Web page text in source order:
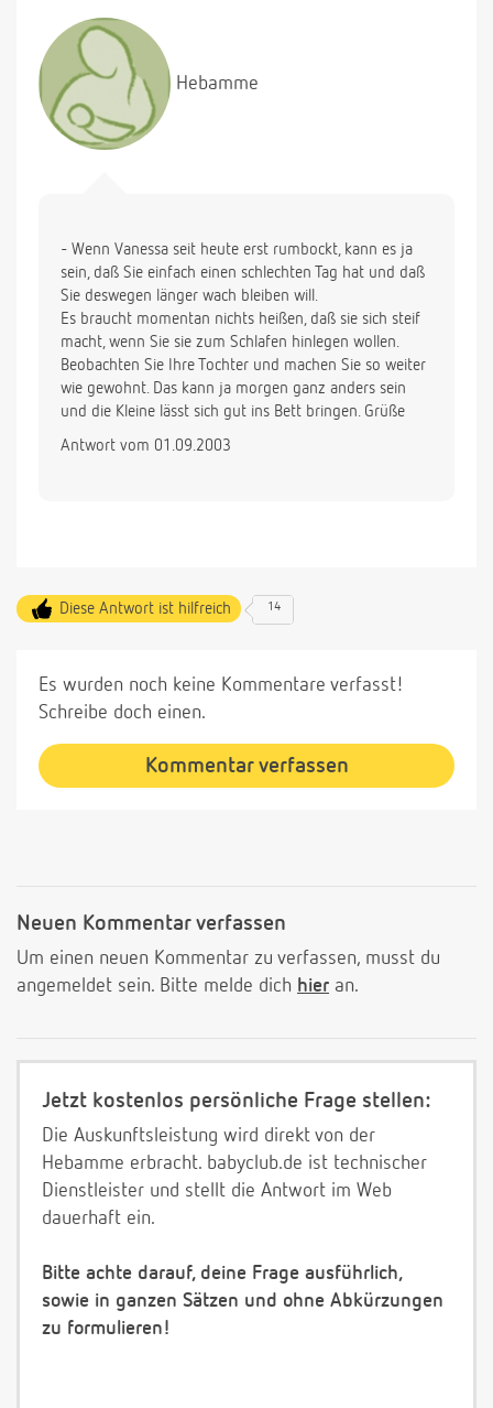
Hebamme
- Wenn Vanessa seit heute erst rumbockt, kann es ja
sein, daß Sie einfach einen schlechten Tag hat und daß
Sie deswegen länger wach bleiben will.
Es braucht momentan nichts heißen, daß sie sich steif
macht, wenn Sie sie zum Schlafen hinlegen wollen.
Beobachten Sie Ihre Tochter und machen Sie so weiter
wie gewohnt. Das kann ja morgen ganz anders sein
und die Kleine lässt sich gut ins Bett bringen. Grüße
Antwort vom 01.09.2003
Diese Antwort ist hilfreich 14
Es wurden noch keine Kommentare verfasst!
Schreibe doch einen.
Kommentar verfassen
Neuen Kommentar verfassen
Um einen neuen Kommentar zu verfassen, musst du
angemeldet sein. Bitte melde dich hier an.
Jetzt kostenlos persönliche Frage stellen:
Die Auskunftsleistung wird direkt von der
Hebamme erbracht. babyclub.de ist technischer
Dienstleister und stellt die Antwort im Web
dauerhaft ein.
Bitte achte darauf, deine Frage ausführlich,
sowie in ganzen Sätzen und ohne Abkürzungen
zu formulieren!